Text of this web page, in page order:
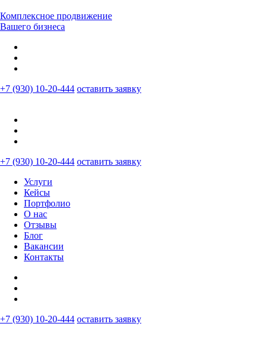
Комплексное продвижение
Вашего бизнеса
+7 (930) 10-20-444 оставить заявку
+7 (930) 10-20-444 оставить заявку
Услуги
Кейсы
Портфолио
О нас
Отзывы
Блог
Вакансии
Контакты
+7 (930) 10-20-444 оставить заявку